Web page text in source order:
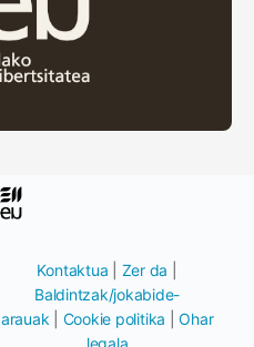
Kontaktua Zer da
Baldintzak/jokabide-
arauak
Cookie politika |Ohar
legala